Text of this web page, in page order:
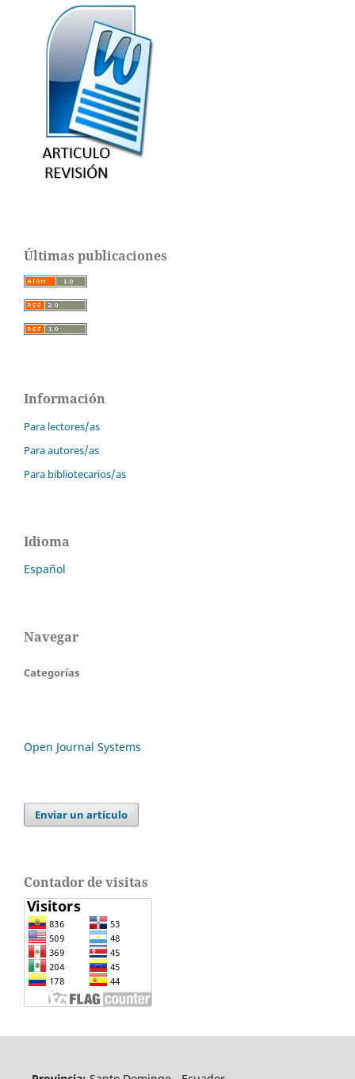
Últimas publicaciones
Información
Para lectores/as
Para autores/as
Para bibliotecarios/as
Idioma
Español
Navegar
Categorías
Open Journal Systems
Enviar un artículo
Contador de visitas